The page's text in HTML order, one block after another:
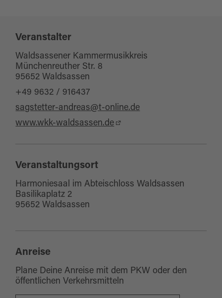
Veranstalter
Waldsassener Kammermusikkreis
Münchenreuther Str. 8
95652 Waldsassen
+49 9632 / 916437
sagstetter-andreas@t-online.de
www.wkk-waldsassen.de
Veranstaltungsort
Harmoniesaal im Abteischloss Waldsassen
Basilikaplatz 2
95652 Waldsassen
Anreise
Plane Deine Anreise mit dem PKW oder den
öffentlichen Verkehrsmitteln